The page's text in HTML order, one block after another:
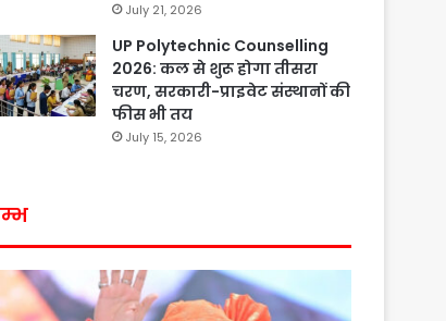
July 21, 2026
UP Polytechnic Counselling
2026: कल से शुरू होगा तीसरा
चरण, सरकारी-प्राइवेट संस्थानों की
फीस भी तय
July 15, 2026